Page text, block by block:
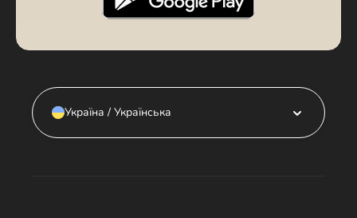
Україна / Українська